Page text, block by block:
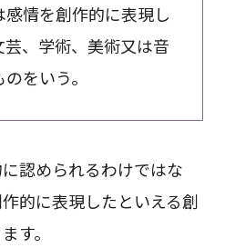
情を創作的に表現し
、学術、美術又は音
をいう。
認められるわけではな
的に表現したといえる創
す。